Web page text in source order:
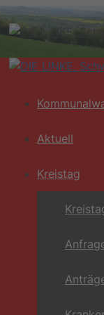
Aktuell
Kreistag